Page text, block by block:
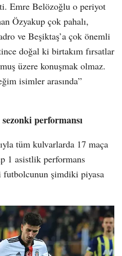
Emre Belözoğlu o periyot
Özyakup çok pahalı,
ve Beşiktaş’a çok önemli
doğal ki birtakım fırsatlar
üzere konuşmak olmaz.
isimler arasında”
performansı
tüm kulvarlarda 17 maça
1 asistlik performans
futbolcunun şimdiki piyasa